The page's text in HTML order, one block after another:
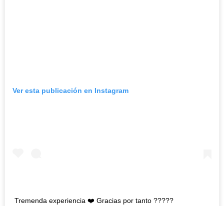
Ver esta publicación en Instagram
Tremenda experiencia ❤️ Gracias por tanto ??️‍???